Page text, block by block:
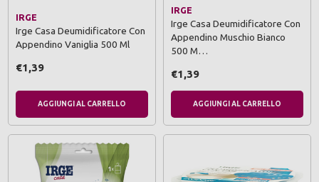
IRGE
Irge Casa Deumidificatore Con
Appendino Vaniglia 500 Ml
€1,39
AGGIUNGI AL CARRELLO
IRGE
Irge Casa Deumidificatore Con
Appendino Muschio Bianco
500 M…
€1,39
AGGIUNGI AL CARRELLO